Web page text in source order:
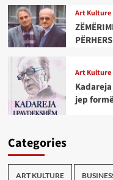
Art Kulture
Art Kulture
jep
Categories
ART KULTURE